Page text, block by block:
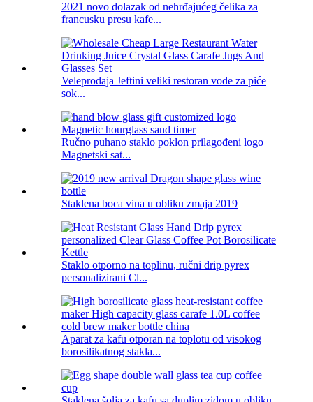
2021 novo dolazak od nehrđajućeg čelika za
francusku presu kafe...
Veleprodaja Jeftini veliki restoran vode za piće
sok...
Ručno puhano staklo poklon prilagođeni logo
Magnetski sat...
Staklena boca vina u obliku zmaja 2019
Staklo otporno na toplinu, ručni drip pyrex
personalizirani Cl...
Aparat za kafu otporan na toplotu od visokog
borosilikatnog stakla...